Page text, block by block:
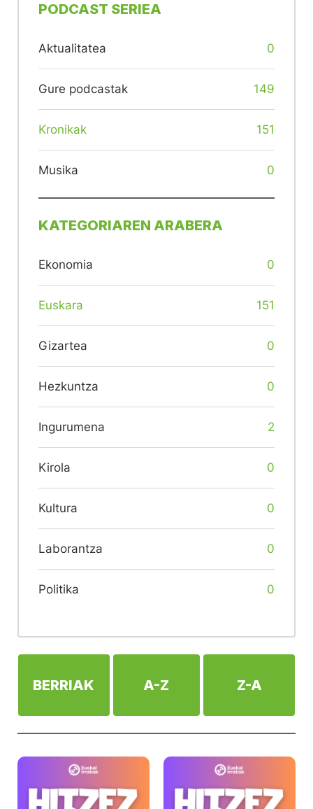
PODCAST SERIEA
Aktualitatea 0
Gure podcastak 149
Kronikak 151
Musika 0
KATEGORIAREN ARABERA
Ekonomia 0
Euskara 151
Gizartea 0
Hezkuntza 0
Ingurumena 2
Kirola 0
Kultura 0
Laborantza 0
Politika 0
BERRIAK A-Z Z-A